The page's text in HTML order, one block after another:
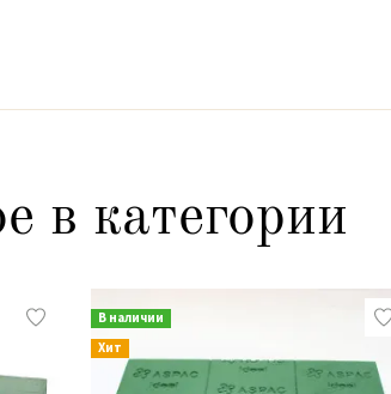
в категории
В наличии
Хит